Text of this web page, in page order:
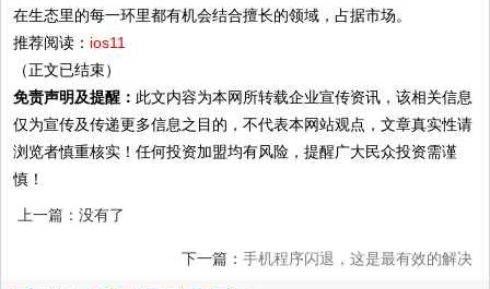
在生态里的每一环里都有机会结合擅长的领域，占据市场。
推荐阅读： ios11
（正文已结束）
免责声明及提醒： 此文内容为本网所转载企业宣传资讯，该相关信息
仅为宣传及传递更多信息之目的，不代表本网站观点，文章真实性请
浏览者慎重核实！任何投资加盟均有风险，提醒广大民众投资需谨
慎！
上一篇：没有了
下一篇： 手机程序闪退，这是最有效的解决